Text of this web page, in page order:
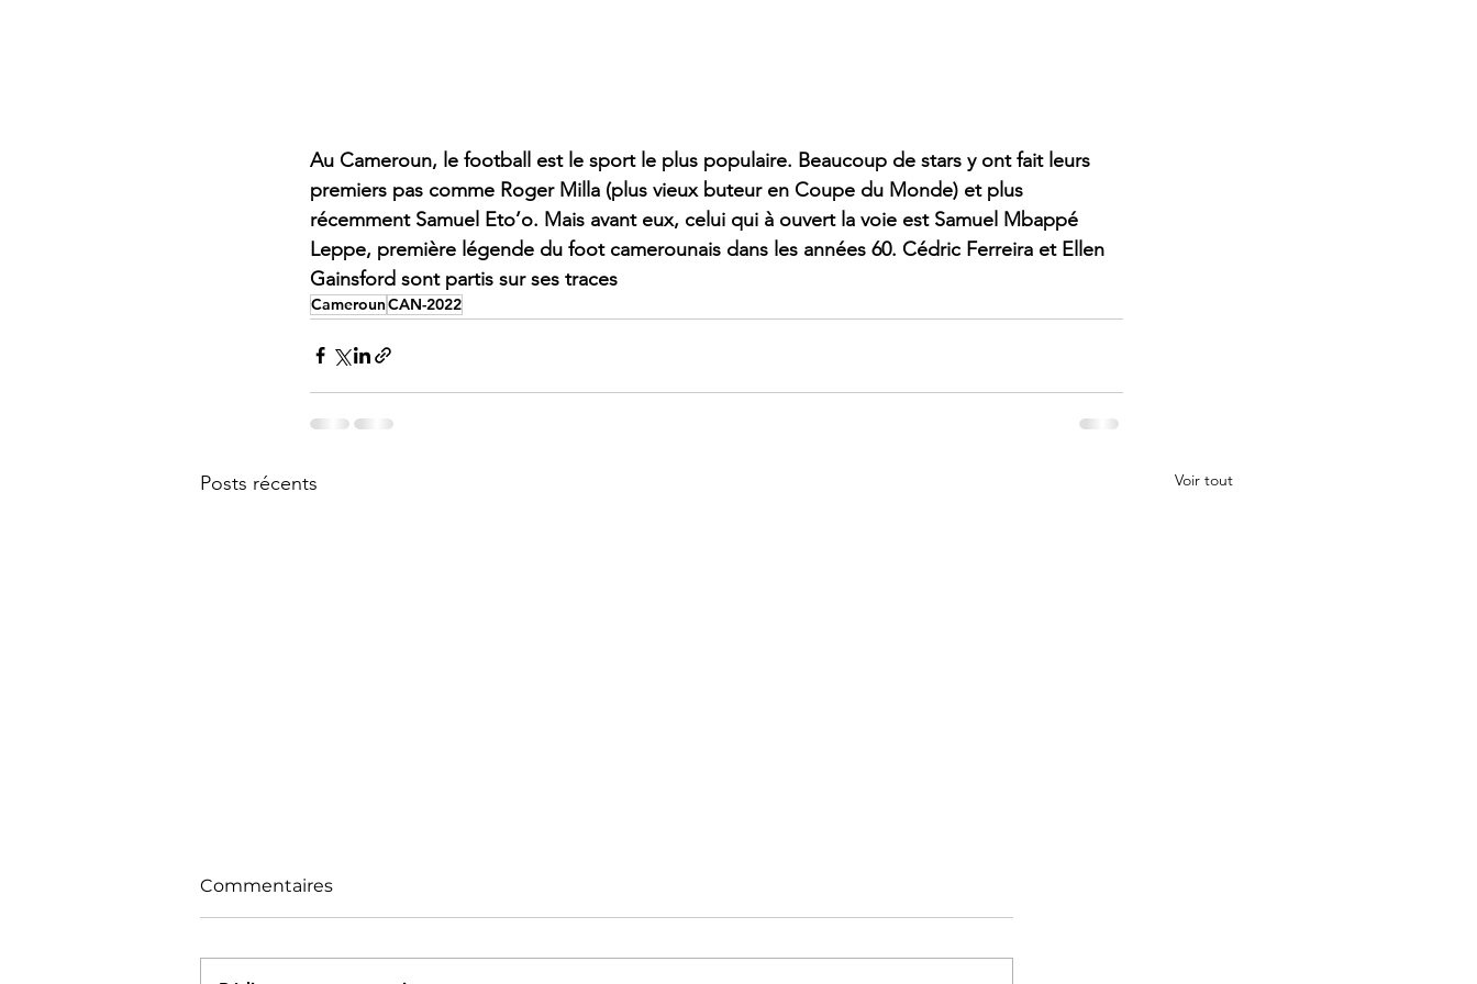
Au Cameroun, le football est le sport le plus populaire. Beaucoup de stars y ont fait leurs
premiers pas comme Roger Milla (plus vieux buteur en Coupe du Monde) et plus
récemment Samuel Eto’o. Mais avant eux, celui qui à ouvert la voie est Samuel Mbappé
Leppe, première légende du foot camerounais dans les années 60. Cédric Ferreira et Ellen
Gainsford sont partis sur ses traces
CamerounCAN-2022
Posts récents Voir tout
Commentaires